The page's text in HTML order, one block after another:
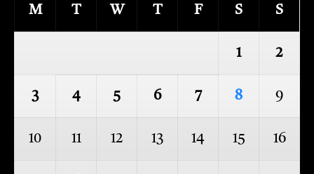
M T W T F S S
1 2
3 4 5 6 7 8 9
10 11 12 13 14 15 16